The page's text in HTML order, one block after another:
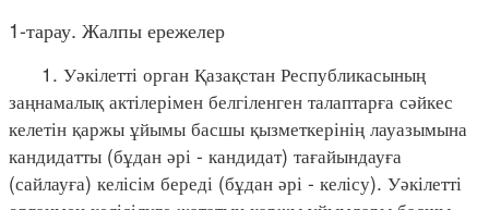
1-тарау. Жалпы ережелер
1. Уәкілетті орган Қазақстан Республикасының
заңнамалық актілерімен белгіленген талаптарға сәйкес
келетін қаржы ұйымы басшы қызметкерінің лауазымына
кандидатты (бұдан әрі - кандидат) тағайындауға
(сайлауға) келісім береді (бұдан әрі - келісу). Уәкілетті